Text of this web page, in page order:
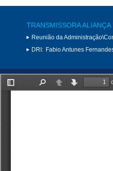
TRANSMISSORA
Reunião da
DRI: Fabio Antunes